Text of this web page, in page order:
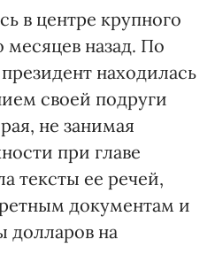
в центре крупного
месяцев назад. По
находилась
своей подруги
не занимая
при главе
тексты ее речей,
документам и
долларов на